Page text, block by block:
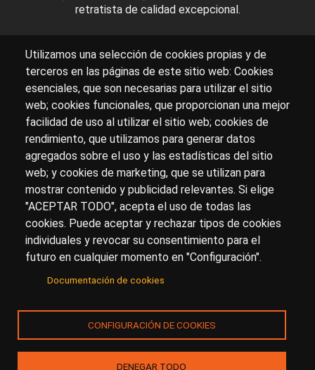
retratista de calidad excepcional.
Sobre artehistoria.com
Para ponerte en contacto con nosotros, escríbenos en
el formulario decontacto
Accesibilidad
Aviso Legal Privacidad
Utilizamos una selección de cookies propias y de
terceros en las páginas de este sitio web: Cookies
esenciales, que son necesarias para utilizar el sitio
web; cookies funcionales, que proporcionan una mejor
facilidad de uso al utilizar el sitio web; cookies de
rendimiento, que utilizamos para generar datos
agregados sobre el uso y las estadísticas del sitio
web; y cookies de marketing, que se utilizan para
mostrar contenido y publicidad relevantes. Si elige
"ACEPTAR TODO", acepta el uso de todas las
cookies. Puede aceptar y rechazar tipos de cookies
individuales y revocar su consentimiento para el
futuro en cualquier momento en "Configuración".
Documentación de cookies
CONFIGURACIÓN DE COOKIES
DENEGAR TODO
© Copyright 2017.arteHistoria&Toools, S.Lo sus
licenciantes son los propietarios de todos los derechos
de propiedad intelectual e industrial de:
(a) este sitio web publicado bajo el dominio
(b) todo el material publicado en artehistoria.com
(incluyendo, sin limitación, textos, imágenes, fotografías,
dibujos, música, marcas o logotipos, estructura y diseño
de la composición de cada una de las páginas